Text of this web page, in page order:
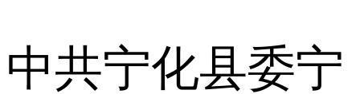
中共宁化县委宁